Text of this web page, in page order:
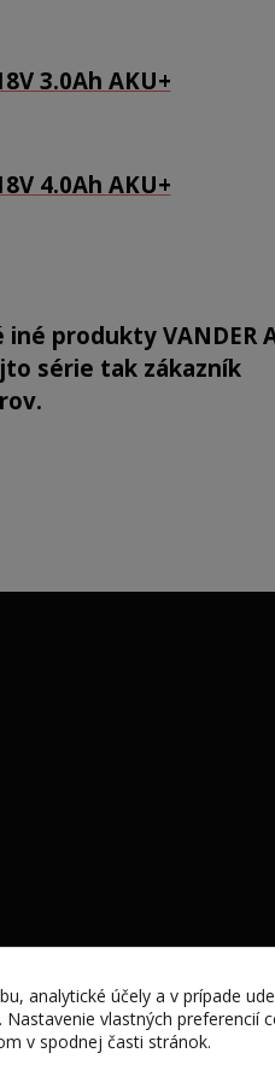
3.0Ah AKU+
4.0Ah AKU+
produkty VANDER
série tak zákazník
analytické účely a v prípade
vlastných preferencií
v spodnej časti stránok.